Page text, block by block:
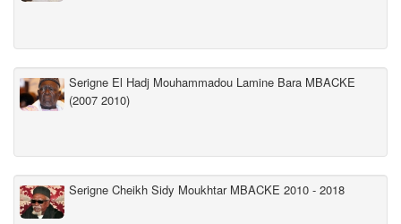
Serigne El Hadj Mouhammadou Lamine Bara MBACKE
(2007 2010)
Serigne Cheikh Sidy Moukhtar MBACKE 2010 - 2018